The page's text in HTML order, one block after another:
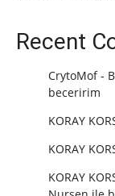
Recent
CrytoMof-
beceririm
KORAY
KORAY
KORAY